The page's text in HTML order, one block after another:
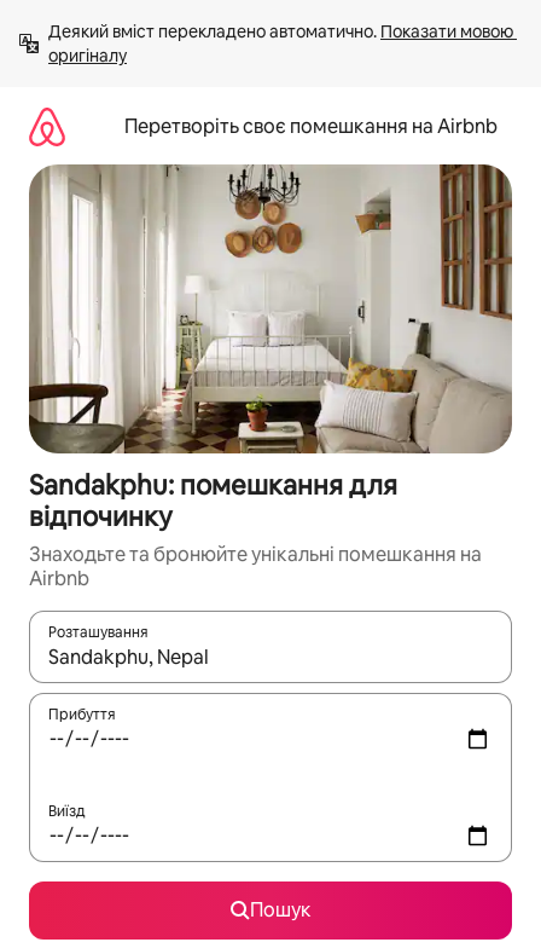
вмісту
Деякий вміст перекладено автоматично. Показати мовою
оригіналу
Перетворіть своє помешкання на Airbnb
Sandakphu: помешкання для
відпочинку
Знаходьте та бронюйте унікальні помешкання на
Airbnb
Розташування
Отримавши результати пошуку, використовуйте для
Прибуття
Виїзд
Пошук